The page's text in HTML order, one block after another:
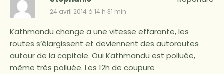
24 avril 2014 à 14 h 31 min
Kathmandu change a une vitesse effarante, les
routes s’élargissent et deviennent des autoroutes
autour de la capitale. Oui Kathmandu est polluée,
même très polluée. Les 12h de coupure